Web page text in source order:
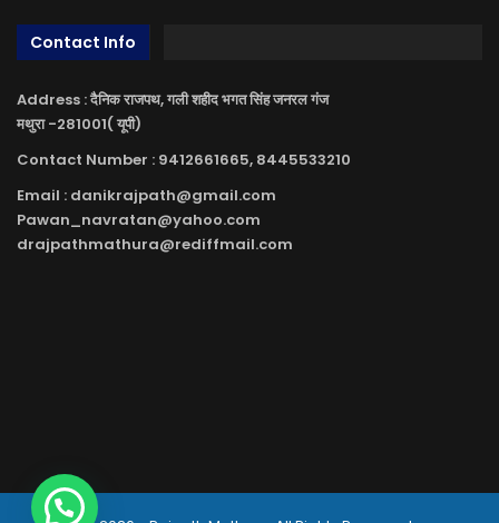
Contact Info
Address : दैनिक राजपथ, गली शहीद भगत सिंह जनरल गंज
मथुरा -281001( यूपी)
Contact Number : 9412661665, 8445533210
Email : danikrajpath@gmail.com
Pawan_navratan@yahoo.com
drajpathmathura@rediffmail.com